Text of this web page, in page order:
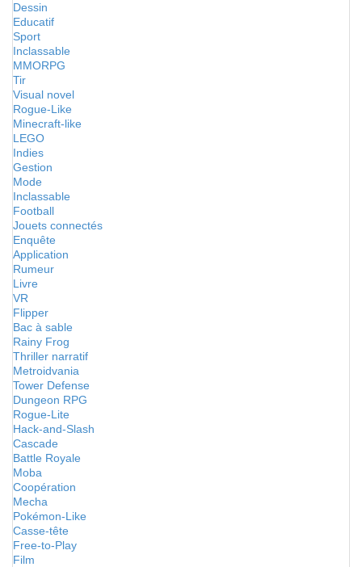
Dessin
Educatif
Sport
Inclassable
MMORPG
Tir
Visual novel
Rogue-Like
Minecraft-like
LEGO
Indies
Gestion
Mode
Inclassable
Football
Jouets connectés
Enquête
Application
Rumeur
Livre
VR
Flipper
Bac à sable
Rainy Frog
Thriller narratif
Metroidvania
Tower Defense
Dungeon RPG
Rogue-Lite
Hack-and-Slash
Cascade
Battle Royale
Moba
Coopération
Mecha
Pokémon-Like
Casse-tête
Free-to-Play
Film